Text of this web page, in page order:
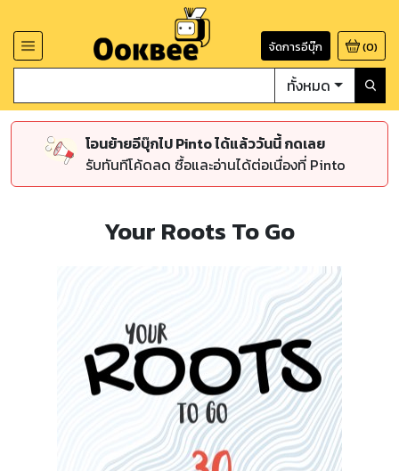
จัดการอีบุ๊ก (0)
ทั้งหมด
โอนย้ายอีบุ๊กไป Pinto ได้แล้ววันนี้ กดเลย
รับทันทีโค้ดลด ซื้อและอ่านได้ต่อเนื่องที่ Pinto
Your Roots To Go